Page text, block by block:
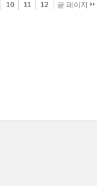
10 11 12 끝 페이지